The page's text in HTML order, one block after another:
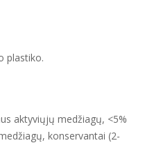
plastiko.
aktyviųjų medžiagų, <5%
konservantai (2-